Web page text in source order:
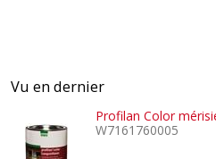
Vu en dernier
Profilan Color
W7161760005